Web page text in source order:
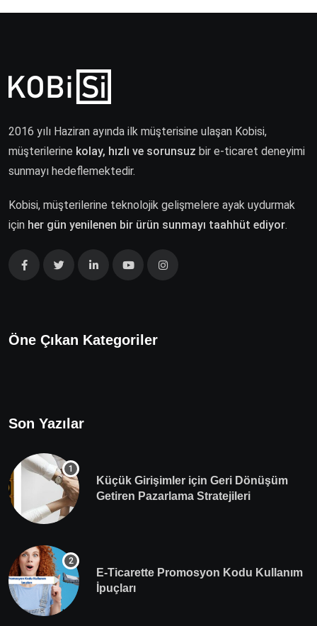
2016 yılı Haziran ayında ilk müşterisine ulaşan Kobisi,
müşterilerine kolay, hızlı ve sorunsuz bir e-ticaret deneyimi
sunmayı hedeflemektedir.
Kobisi, müşterilerine teknolojik gelişmelere ayak uydurmak
için her gün yenilenen bir ürün sunmayı taahhüt ediyor.
Öne Çıkan Kategoriler
Son Yazılar
Küçük Girişimler için Geri Dönüşüm
Getiren Pazarlama Stratejileri
E-Ticarette Promosyon Kodu Kullanım
İpuçları